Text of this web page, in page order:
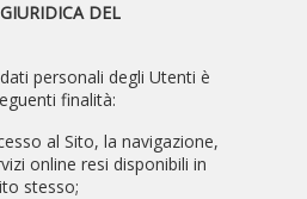
DEL
personali degli Utenti è
finalità:
al Sito, la navigazione,
online resi disponibili in
stesso;